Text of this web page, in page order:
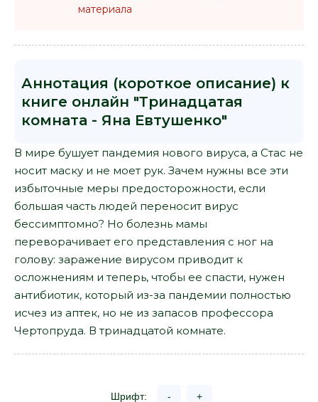
материала
Аннотация (короткое описание) к
книге онлайн "Тринадцатая
комната - Яна Евтушенко"
В мире бушует пандемия нового вируса, а Стас не
носит маску и не моет рук. Зачем нужны все эти
избыточные меры предосторожности, если
большая часть людей переносит вирус
бессимптомно? Но болезнь мамы
переворачивает его представления с ног на
голову: заражение вирусом приводит к
осложнениям и теперь, чтобы ее спасти, нужен
антибиотик, который из-за пандемии полностью
исчез из аптек, но не из запасов профессора
Чертопруда. В тринадцатой комнате.
Шрифт: - +